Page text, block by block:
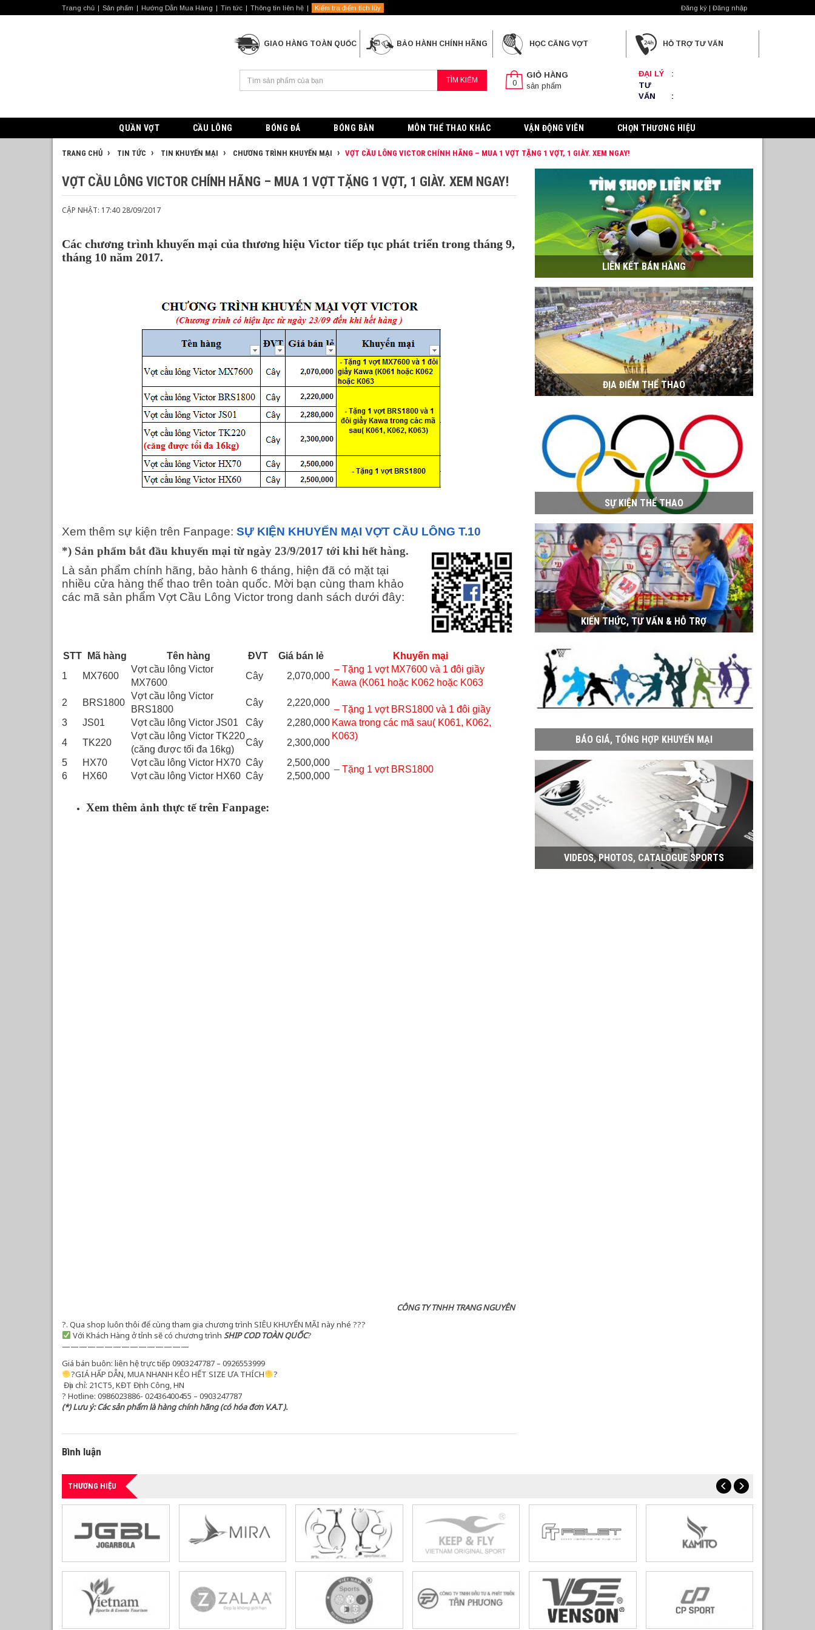
Trang chủ Sản phẩm Hướng Dẫn Mua Hàng Tin tức Thông tin liên hệ Kiểm tra điểm tích lũy Đăng ký | Đăng nhập
GIAO HÀNG TOÀN QUỐC BẢO HÀNH CHÍNH HÃNG HỌC CĂNG VỢT HỖ TRỢ TƯ VẤN
TÌM KIẾM 0
GIỎ HÀNG
sản phẩm
ĐẠI LÝ
:
TƯ
VẤN
:
QUẦN VỢT CẦU LÔNG BÓNG ĐÁ BÓNG BÀN MÔN THỂ THAO KHÁC VẬN ĐỘNG VIÊN CHỌN THƯƠNG HIỆU
TRANG CHỦ TIN TỨC TIN KHUYẾN MẠI CHƯƠNG TRÌNH KHUYẾN MẠI VỢT CẦU LÔNG VICTOR CHÍNH HÃNG – MUA 1 VỢT TẶNG 1 VỢT, 1 GIÀY. XEM NGAY!
VỢT CẦU LÔNG VICTOR CHÍNH HÃNG – MUA 1 VỢT TẶNG 1 VỢT, 1 GIÀY. XEM NGAY!
CẬP NHẬT: 17:40 28/09/2017
Các chương trình khuyến mại của thương hiệu Victor tiếp tục phát triển trong tháng 9,
tháng 10 năm 2017.
Xem thêm sự kiện trên Fanpage: SỰ KIỆN KHUYẾN MẠI VỢT CẦU LÔNG T.10
*) Sản phẩm bắt đầu khuyến mại từ ngày 23/9/2017 tới khi hết hàng.
Là sản phẩm chính hãng, bảo hành 6 tháng, hiện đã có mặt tại
nhiều cửa hàng thể thao trên toàn quốc. Mời bạn cùng tham khảo
các mã sản phẩm Vợt Cầu Lông Victor trong danh sách dưới đây:
STT Mã hàng Tên hàng ĐVT Giá bán lẻ
Khuyến mại
1
MX7600
Vợt cầu lông Victor
MX7600
Cây 2,070,000
– Tặng 1 vợt MX7600 và 1 đôi giầy
Kawa (K061 hoặc K062 hoặc K063
2
BRS1800
Vợt cầu lông Victor
BRS1800
Cây 2,220,000
– Tặng 1 vợt BRS1800 và 1 đôi giầy
Kawa trong các mã sau( K061, K062,
K063)
3 JS01 Vợt cầu lông Victor JS01 Cây
2,280,000
4
TK220
Vợt cầu lông Victor TK220
(căng được tối đa 16kg)
Cây
2,300,000
5
HX70 Vợt cầu lông Victor HX70 Cây 2,500,000
– Tặng 1 vợt BRS1800
6 HX60 Vợt cầu lông Victor HX60 Cây 2,500,000
Xem thêm ảnh thực tế trên Fanpage:
CÔNG TY TNHH TRANG NGUYÊN
?. Qua shop luôn thôi để cùng tham gia chương trình SIÊU KHUYẾN MÃI này nhé ???
Với Khách Hàng ở tỉnh sẽ có chương trình SHIP COD TOÀN QUỐC?
———————————————
Giá bán buôn: liên hệ trực tiếp 0903247787 – 0926553999
?GIÁ HẤP DẪN, MUA NHANH KẺO HẾT SIZE ƯA THÍCH
?
Địa chỉ: 21CT5, KĐT Định Công, HN
? Hotline: 0986023886- 02436400455 – 0903247787
(*) Lưu ý: Các sản phẩm là hàng chính hãng (có hóa đơn V.A.T ).
Bình luận
LIÊN KẾT BÁN HÀNG
ĐỊA ĐIỂM THỂ THAO
SỰ KIỆN THỂ THAO
KIẾN THỨC, TƯ VẤN & HỖ TRỢ
BÁO GIÁ, TỔNG HỢP KHUYẾN MẠI
VIDEOS, PHOTOS, CATALOGUE SPORTS
THƯƠNG HIỆU